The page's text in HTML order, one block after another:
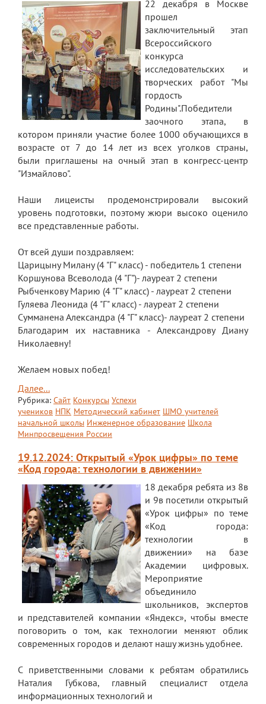
22 декабря в Москве
прошел
заключительный этап
Всероссийского
конкурса
исследовательских и
творческих работ "Мы
гордость
Родины".Победители
заочного этапа, в
котором приняли участие более 1000 обучающихся в
возрасте от 7 до 14 лет из всех уголков страны,
были приглашены на очный этап в конгресс-центр
"Измайлово".
Наши лицеисты продемонстрировали высокий
уровень подготовки, поэтому жюри высоко оценило
все представленные работы.
От всей души поздравляем:
Царицыну Милану (4 "Г" класс) - победитель 1 степени
Коршунова Всеволода (4 "Г")- лауреат 2 степени
Рыбченкову Марию (4 "Г" класс) - лауреат 2 степени
Гуляева Леонида (4 "Г" класс) - лауреат 2 степени
Сумманена Александра (4 "Г" класс)- лауреат 2 степени
Благодарим их наставника - Александрову Диану
Николаевну!
Желаем новых побед!
Далее...
Рубрика: Сайт Конкурсы Успехи
учеников НПК Методический кабинет ШМО учителей
начальной школы Инженерное образование Школа
Минпросвещения России
19.12.2024: Открытый «Урок цифры» по теме
«Код города: технологии в движении»
18 декабря ребята из 8в
и 9в посетили открытый
«Урок цифры» по теме
«Код города:
технологии в
движении» на базе
Академии цифровых.
Мероприятие
объединило
школьников, экспертов
и представителей компании «Яндекс», чтобы вместе
поговорить о том, как технологии меняют облик
современных городов и делают нашу жизнь удобнее.
С приветственными словами к ребятам обратились
Наталия Губкова, главный специалист отдела
информационных технологий и